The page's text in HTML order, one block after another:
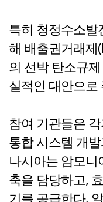
특히 청정수소발
해 배출권거래제
의 선박 탄소규
실적인 대안으로
참여 기관들은
통합 시스템 개
나시아는 암모
축을 담당하고,
기를 공급한다.